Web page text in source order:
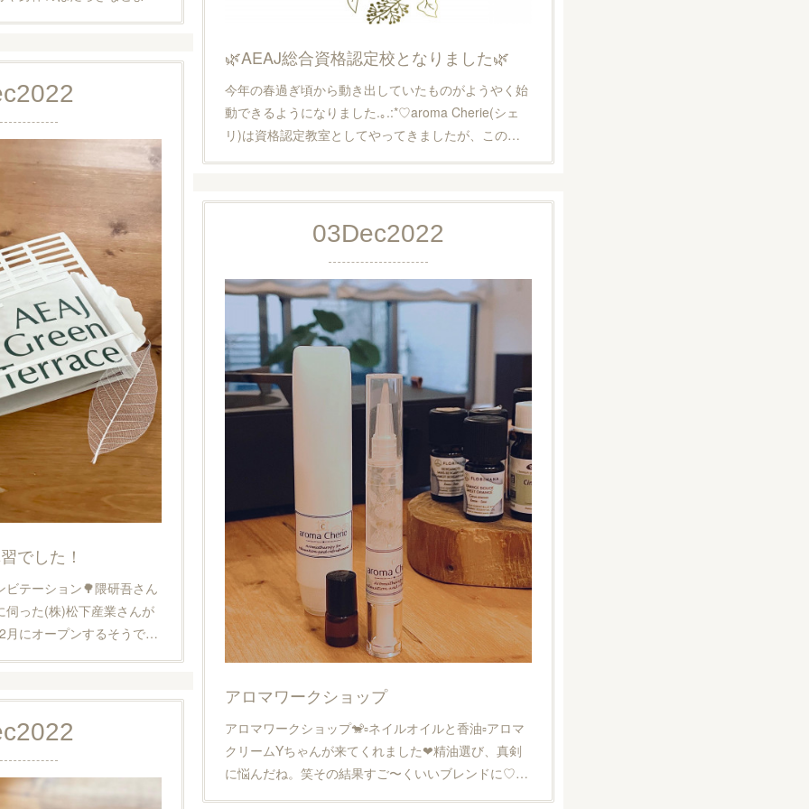
🌿AEAJ総合資格認定校となりました🌿
今年の春過ぎ頃から動き出していたものがようやく始
動できるようになりました.｡.:*♡aroma Cherie(シェ
リ)は資格認定教室としてやってきましたが、この…
2022
でした！
テーション🌳隈研吾さん
伺った(株)松下産業さんが
月にオープンするそうで…
03Dec2022
アロマワークショップ
アロマワークショップ🐒▫️ネイルオイルと香油▫️アロマ
クリームYちゃんが来てくれました❤︎精油選び、真剣
に悩んだね。笑その結果すご〜くいいブレンドに♡…
2022